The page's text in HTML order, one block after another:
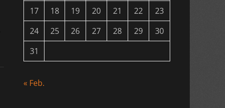
17
18 19 20 21 22
23
24
25 26 27 28 29
30
31
« Feb.